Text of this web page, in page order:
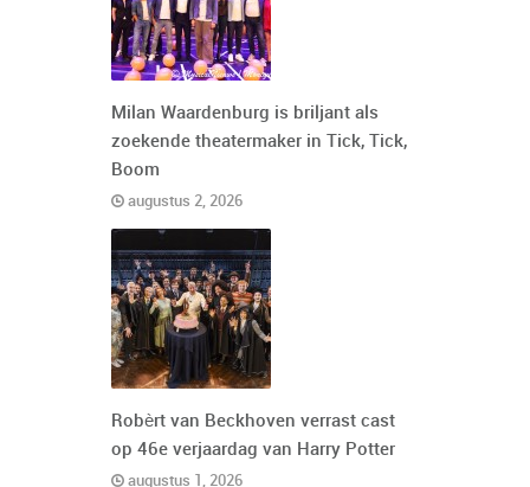
Milan Waardenburg is briljant als
zoekende theatermaker in Tick, Tick,
Boom
augustus 2, 2026
Robèrt van Beckhoven verrast cast
op 46e verjaardag van Harry Potter
augustus 1, 2026